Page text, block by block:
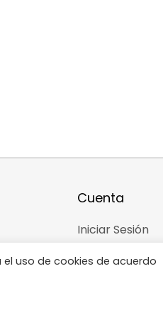
Cuenta
Iniciar Sesión
Configuración
uso de cookies de acuerdo